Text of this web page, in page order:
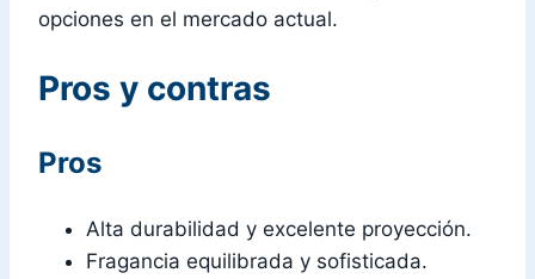
opciones en el mercado actual.
Pros y contras
Pros
Alta durabilidad y excelente proyección.
Fragancia equilibrada y sofisticada.